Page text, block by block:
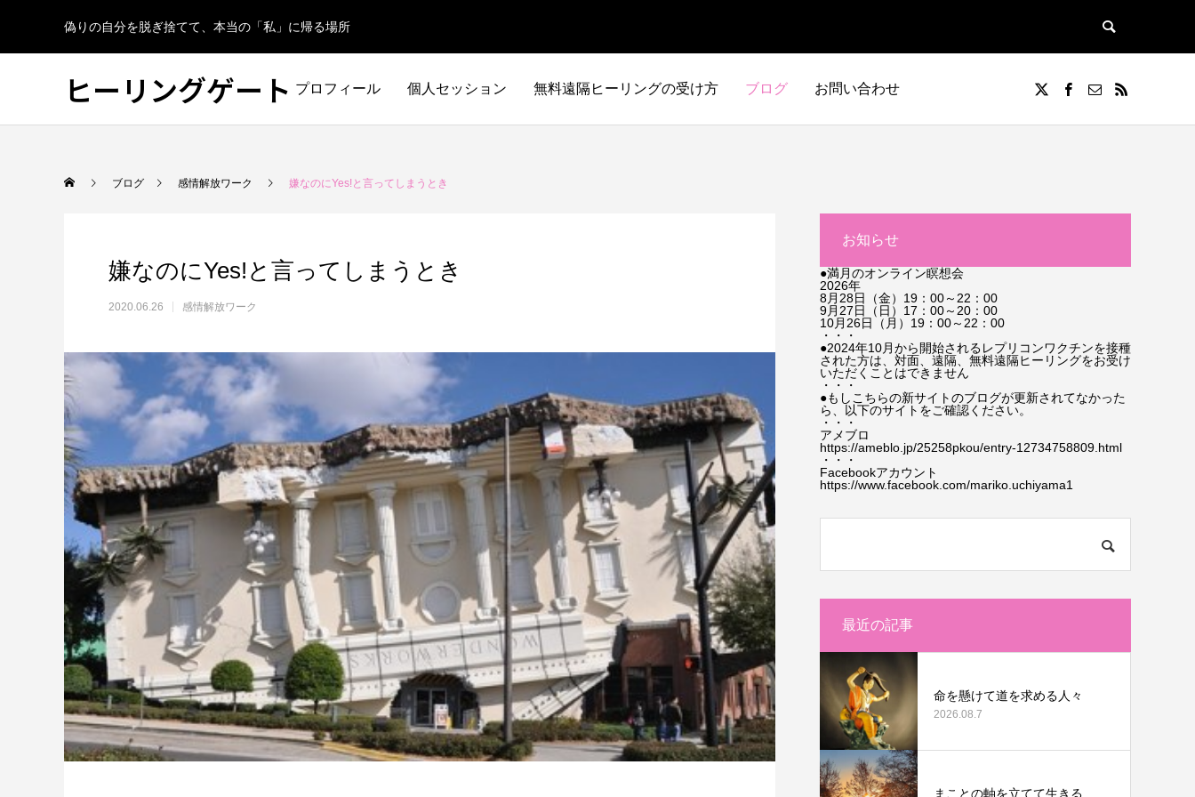
偽りの自分を脱ぎ捨てて、本当の「私」に帰る場所
ヒーリングゲート プロフィール 個人セッション 無料遠隔ヒーリングの受け方 ブログ お問い合わせ
ブログ 感情解放ワーク 嫌なのにYes!と言ってしまうとき
嫌なのにYes!と言ってしまうとき
2020.06.26 感情解放ワーク
お知らせ
●満月のオンライン瞑想会
2026年
8月28日（金）19：00～22：00
9月27日（日）17：00～20：00
10月26日（月）19：00～22：00
・・・
●2024年10月から開始されるレプリコンワクチンを接種
された方は、対面、遠隔、無料遠隔ヒーリングをお受け
いただくことはできません
・・・
●もしこちらの新サイトのブログが更新されてなかった
ら、以下のサイトをご確認ください。
・・・
アメブロ
https://ameblo.jp/25258pkou/entry-12734758809.html
・・・
Facebookアカウント
https://www.facebook.com/mariko.uchiyama1
最近の記事
命を懸けて道を求める人々
2026.08.7
まことの軸を立てて生きる